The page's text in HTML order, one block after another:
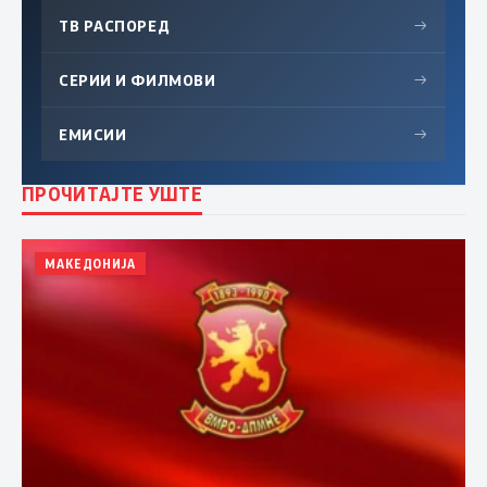
ТВ РАСПОРЕД →
СЕРИИ И ФИЛМОВИ →
ЕМИСИИ →
ПРОЧИТАЈТЕ УШТЕ
МАКЕДОНИЈА